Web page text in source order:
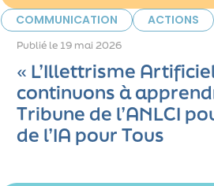
COMMUNICATION ACTIONS
Publié le 19 mai 2026
« L’Illettrisme
continuons à
Tribune de l’ANLCI
de l’IA pour Tous